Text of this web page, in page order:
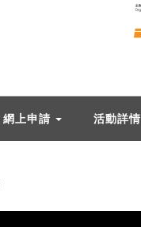
網上申請 活動詳情